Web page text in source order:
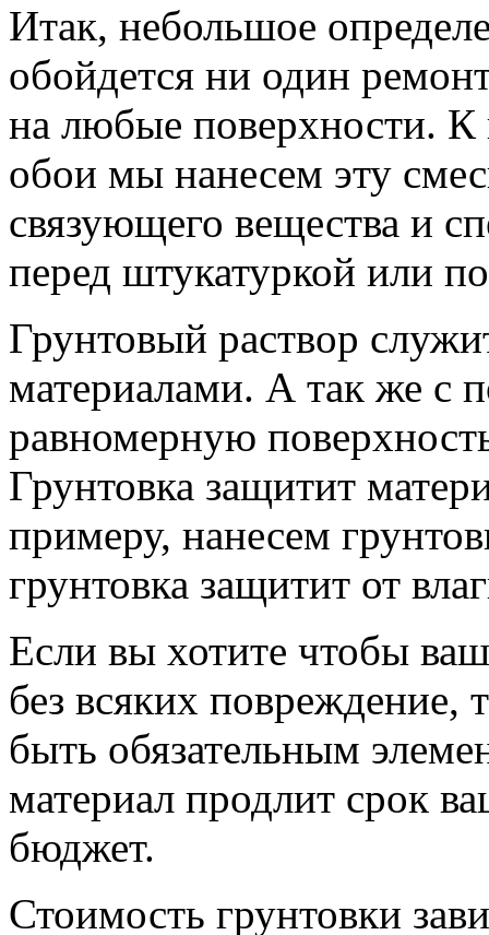
Итак, небольшое
обойдется ни один
на любые поверхности. К
обои мы нанесем эту
связующего вещества и
перед штукатуркой или
Грунтовый раствор
материалами. А так же с
равномерную
Грунтовка защитит
примеру, нанесем
грунтовка защитит от
Если вы хотите чтобы
без всяких повреждение,
быть обязательным
материал продлит срок
бюджет.
Стоимость грунтовки